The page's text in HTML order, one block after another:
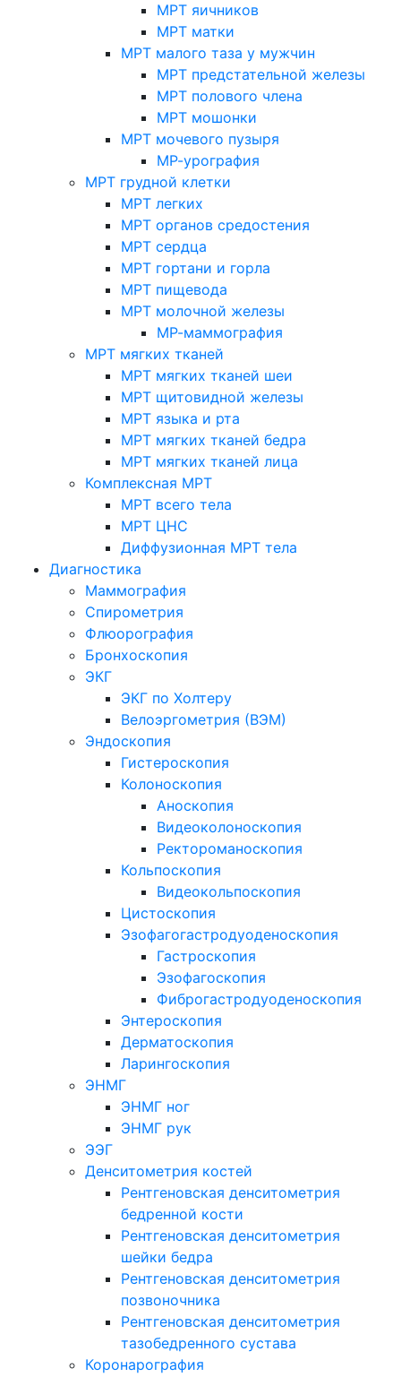
МРТ яичников
МРТ матки
МРТ малого таза у мужчин
МРТ предстательной железы
МРТ полового члена
МРТ мошонки
МРТ мочевого пузыря
МР-урография
МРТ грудной клетки
МРТ легких
МРТ органов средостения
МРТ сердца
МРТ гортани и горла
МРТ пищевода
МРТ молочной железы
МР-маммография
МРТ мягких тканей
МРТ мягких тканей шеи
МРТ щитовидной железы
МРТ языка и рта
МРТ мягких тканей бедра
МРТ мягких тканей лица
Комплексная МРТ
МРТ всего тела
МРТ ЦНС
Диффузионная МРТ тела
Диагностика
Маммография
Спирометрия
Флюорография
Бронхоскопия
ЭКГ
ЭКГ по Холтеру
Велоэргометрия (ВЭМ)
Эндоскопия
Гистероскопия
Колоноскопия
Аноскопия
Видеоколоноскопия
Ректороманоскопия
Кольпоскопия
Видеокольпоскопия
Цистоскопия
Эзофагогастродуоденоскопия
Гастроскопия
Эзофагоскопия
Фиброгастродуоденоскопия
Энтероскопия
Дерматоскопия
Ларингоскопия
ЭНМГ
ЭНМГ ног
ЭНМГ рук
ЭЭГ
Денситометрия костей
Рентгеновская денситометрия
бедренной кости
Рентгеновская денситометрия
шейки бедра
Рентгеновская денситометрия
позвоночника
Рентгеновская денситометрия
тазобедренного сустава
Коронарография